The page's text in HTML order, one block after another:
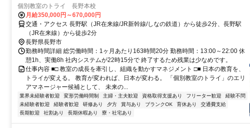
個別教室のトライ 長野本校
月給350,000円～670,000円
交通・アクセス 長野駅（JR在来線/JR新幹線/しなの鉄道）から徒歩2分、長野駅
（JR在来線）から徒歩2分
長野県長野市
勤務時間詳細 総労働時間：1ヶ月あたり163時間20分 勤務時間：13:00～22:00 休
憩1h、実働8h 社内システムが22時15分で 終了するため残業は少なめです。
仕事内容 ■□ 教室の成長を牽引し、組織を動かすマネジメント □■ 日本の教育を、
トライが変える。 教育が変われば、日本が変わる。 「個別教室のトライ」のエリ
アマネージャー候補として、 未来の...
業界未経験者歓迎 変形労働時間制 主婦・主夫歓迎 資格取得支援あり フリーター歓迎
経験不問
未経験者歓迎
経験者歓迎 研修あり 夕方 賞与あり ブランクOK 育休あり
交通費支給
長期歓迎
社割あり 長期休暇あり 寮・社宅あり